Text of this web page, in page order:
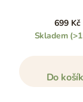
Další
699 Kč
Skladem
Do